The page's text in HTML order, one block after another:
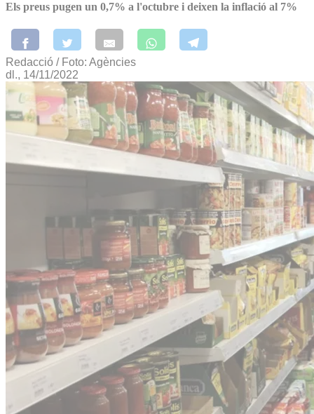
Els preus pugen un 0,7% a l'octubre i deixen la inflació al 7%
Redacció / Foto: Agències
dl., 14/11/2022